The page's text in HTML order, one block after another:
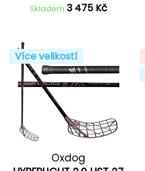
Skladem 3 475 Kč
Více velikostí
Oxdog